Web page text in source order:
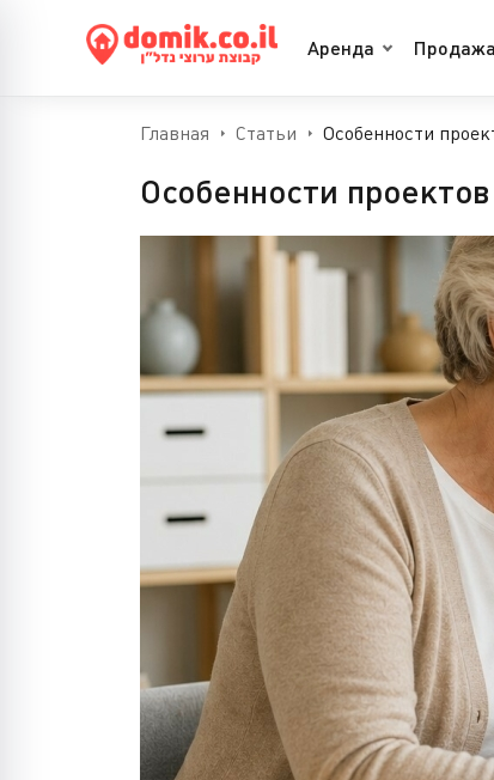
Аренда Продажа
Главная Статьи Особенности
Особенности